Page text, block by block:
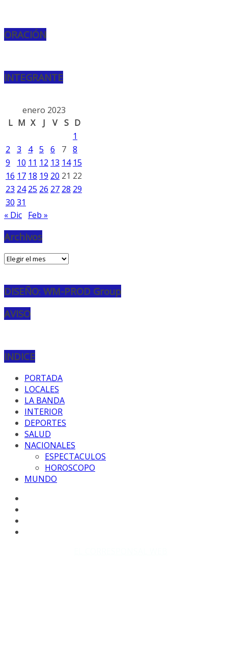
ORACIÓN
INTEGRANTE
enero 2023
L M X J V S D
1
2
3 4 5 6 7 8
9
10 11 12 13 14 15
16 17 18 19 20 21 22
23 24 25 26 27 28 29
30 31
« Dic Feb »
Archivos
Archivos
DISEÑO: WM-PROD Group
AVISO
INDICE
PORTADA
LOCALES
LA BANDA
INTERIOR
DEPORTES
SALUD
NACIONALES
ESPECTACULOS
HOROSCOPO
MUNDO